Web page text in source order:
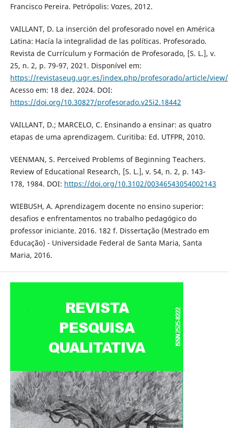
Francisco Pereira. Petrópolis: Vozes, 2012.
VAILLANT, D. La inserción del profesorado novel en América
Latina: Hacía la integralidad de las políticas. Profesorado.
Revista de Currículum y Formación de Profesorado, [S. L.], v.
25, n. 2, p. 79-97, 2021. Disponível em:
https://revistaseug.ugr.es/index.php/profesorado/article/
Acesso em: 18 dez. 2024. DOI:
https://doi.org/10.30827/profesorado.v25i2.18442
VAILLANT, D.; MARCELO, C. Ensinando a ensinar: as quatro
etapas de uma aprendizagem. Curitiba: Ed. UTFPR, 2010.
VEENMAN, S. Perceived Problems of Beginning Teachers.
Review of Educational Research, [S. L.], v. 54, n. 2, p. 143-
178, 1984. DOI: https://doi.org/10.3102/00346543054002143
WIEBUSH, A. Aprendizagem docente no ensino superior:
desafios e enfrentamentos no trabalho pedagógico do
professor iniciante. 2016. 182 f. Dissertação (Mestrado em
Educação) - Universidade Federal de Santa Maria, Santa
Maria, 2016.